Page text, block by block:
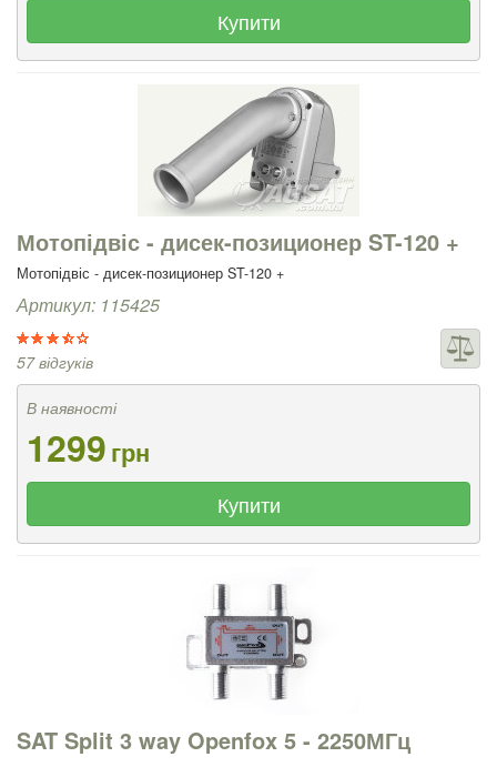
Купити
Мотопідвіс - дисек-позиционер ST-120 +
Мотопідвіс - дисек-позиционер ST-120 +
Артикул: 115425
57 відгуків
В наявності
1299грн
Купити
SAT Split 3 way Openfox 5 - 2250МГц